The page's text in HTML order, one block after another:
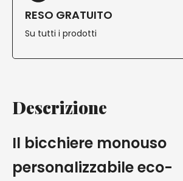
RESO GRATUITO
Su tutti i prodotti
Descrizione
Il bicchiere monouso
personalizzabile eco-